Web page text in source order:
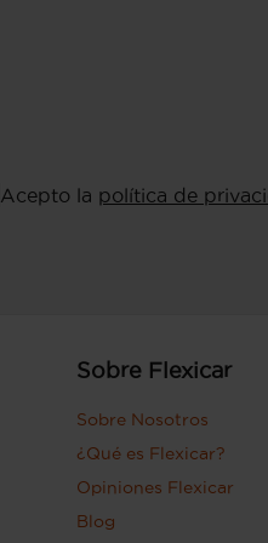
Acepto la política de
Sobre Flexicar
Sobre Nosotros
¿Qué es Flexicar?
Opiniones Flexicar
Blog